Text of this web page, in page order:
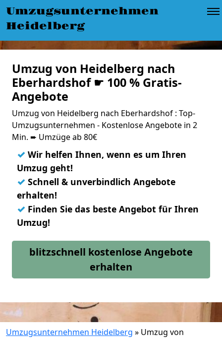
Umzugsunternehmen
Heidelberg
Umzug von Heidelberg nach
Eberhardshof ☛ 100 % Gratis-
Angebote
Umzug von Heidelberg nach Eberhardshof : Top-
Umzugsunternehmen - Kostenlose Angebote in 2
Min. ➨ Umzüge ab 80€
✓ Wir helfen Ihnen, wenn es um Ihren
Umzug geht!
✓ Schnell & unverbindlich Angebote
erhalten!
✓ Finden Sie das beste Angebot für Ihren
Umzug!
blitzschnell kostenlose Angebote
erhalten
Umzugsunternehmen Heidelberg » Umzug von